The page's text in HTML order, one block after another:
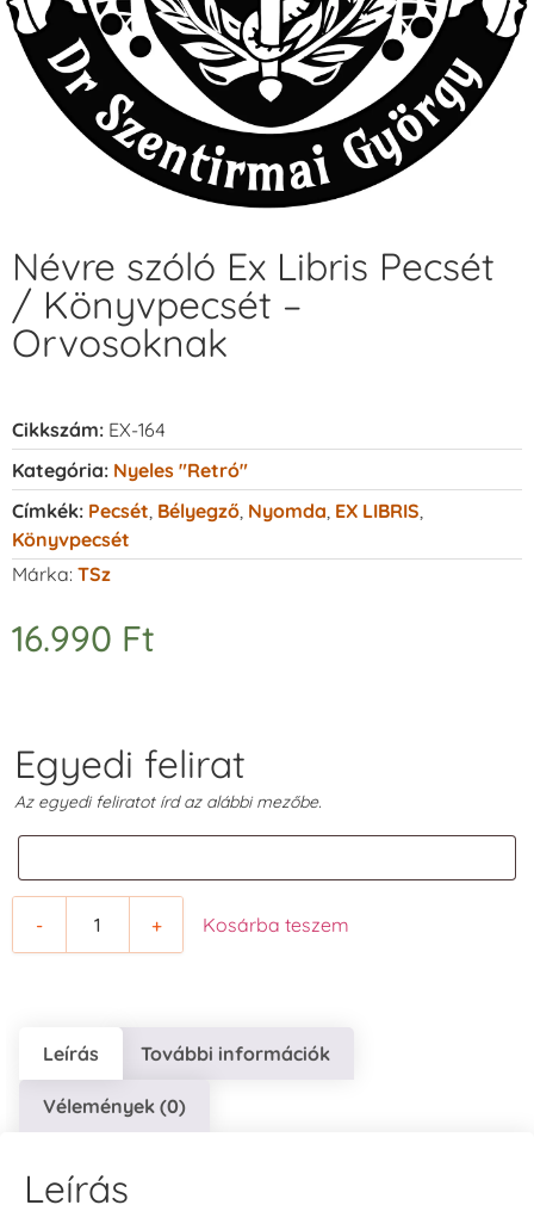
Névre szóló Ex Libris Pecsét
/ Könyvpecsét –
Orvosoknak
Cikkszám: EX-164
Kategória: Nyeles "retró"
Címkék: Pecsét Bélyegző Nyomda EX LIBRIS
Könyvpecsét
Márka: TSz
16.990 Ft
Egyedi felirat
Az egyedi feliratot írd az alábbi mezőbe.
- + Kosárba teszem
Leírás További információk
Vélemények (0)
Leírás